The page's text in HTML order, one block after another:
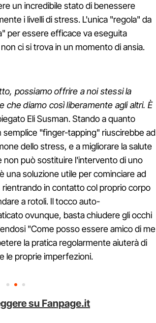
un incredibile stato di benessere
i livelli di stress. L'unica "regola" da
per essere efficace va eseguita
ci si trova in un momento di ansia.
possiamo offrire a noi stessi la
diamo così liberamente agli altri. È
Eli Susman. Stando a quanto
"finger-tapping" riuscirebbe ad
dello stress, e a migliorare la salute
non può sostituire l'intervento di uno
una soluzione utile per cominciare ad
in contatto col proprio corpo
a rotoli. Il tocco auto-
ovunque, basta chiudere gli occhi
"Come posso essere amico di me
la pratica regolarmente aiuterà di
le proprie imperfezioni.
su Fanpage.it